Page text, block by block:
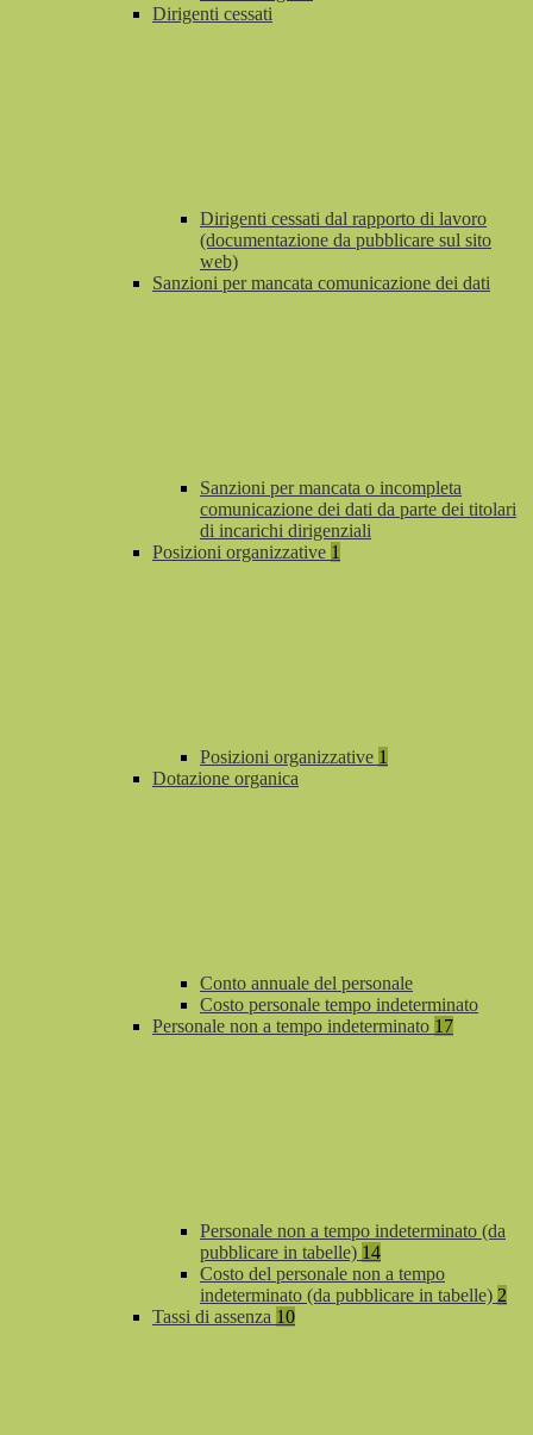
Dirigenti cessati
Dirigenti cessati dal rapporto di lavoro
(documentazione da pubblicare sul sito
web)
Sanzioni per mancata comunicazione dei dati
Sanzioni per mancata o incompleta
comunicazione dei dati da parte dei titolari
di incarichi dirigenziali
Posizioni organizzative 1
Posizioni organizzative 1
Dotazione organica
Conto annuale del personale
Costo personale tempo indeterminato
Personale non a tempo indeterminato 17
Personale non a tempo indeterminato (da
pubblicare in tabelle) 14
Costo del personale non a tempo
indeterminato (da pubblicare in tabelle) 2
Tassi di assenza 10